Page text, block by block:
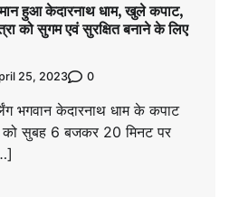
हुआ केदारनाथ धाम, खुले कपाट,
को सुगम एवं सुरक्षित बनाने के लिए
25, 2023 0
भगवान केदारनाथ धाम के कपाट
को सुबह 6 बजकर 20 मिनट पर